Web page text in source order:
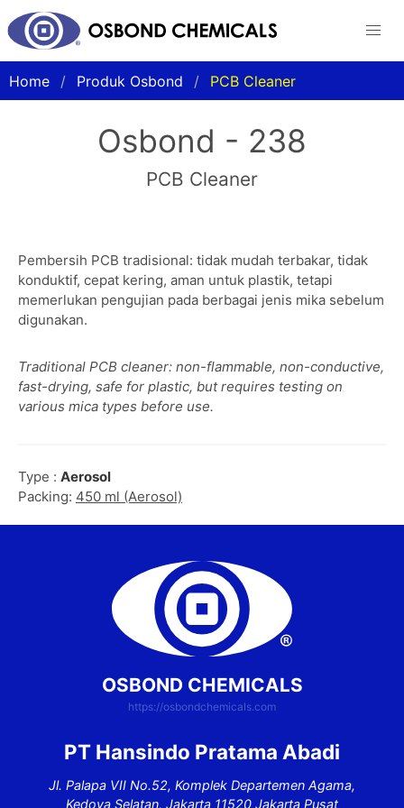
Home Produk Osbond PCB Cleaner
Osbond - 238
PCB Cleaner
Pembersih PCB tradisional: tidak mudah terbakar, tidak
konduktif, cepat kering, aman untuk plastik, tetapi
memerlukan pengujian pada berbagai jenis mika sebelum
digunakan.
Traditional PCB cleaner: non-flammable, non-conductive,
fast-drying, safe for plastic, but requires testing on
various mica types before use.
Type : Aerosol
Packing: 450 ml (Aerosol)
OSBOND CHEMICALS
https://osbondchemicals.com
PT Hansindo Pratama Abadi
Jl. Palapa VII No.52, Komplek Departemen Agama,
Kedoya Selatan, Jakarta 11520 Jakarta Pusat